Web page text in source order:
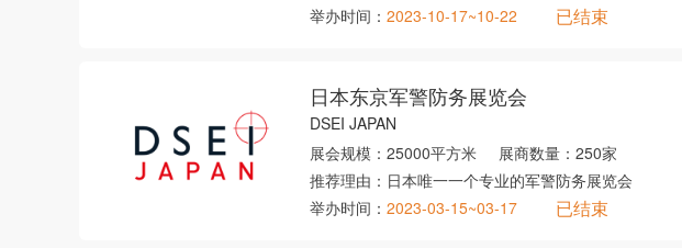
举办时间： 2023-10-17~10-22 已结束
日本东京军警防务展览会
DSEI JAPAN
展会规模： 25000平方米 展商数量： 250家
推荐理由： 日本唯一一个专业的军警防务展览会
举办时间： 2023-03-15~03-17 已结束